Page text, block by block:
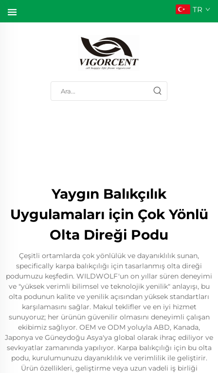
TR
Yaygın Balıkçılık
Uygulamaları için Çok Yönlü
Olta Direği Podu
Çeşitli ortamlarda çok yönlülük ve dayanıklılık sunan,
specifically karpa balıkçılığı için tasarlanmış olta direği
podumuzu keşfedin. WILDWOLF'un on yıllar süren deneyimi
ve "yüksek verimli bilimsel ve teknolojik yenilik" anlayışı, bu
olta podunun kalite ve yenilik açısından yüksek standartları
karşılamasını sağlar. Makul teklifler ve en iyi hizmet
sunuyoruz; her ürünün güvenilir olmasını deneyimli çalışan
ekibimiz sağlıyor. OEM ve ODM yoluyla ABD, Kanada,
Japonya ve Güneydoğu Asya'ya global olarak ihraç ediliyor ve
sevkıyatlar zamanında yapılıyor. Karpa balıkçılığı için bu olta
podu, kurulumunuzu dayanıklılık ve verimlilik ile geliştirir.
Ürün özellikleri, geliştirme veya uzun vadeli iş birliği